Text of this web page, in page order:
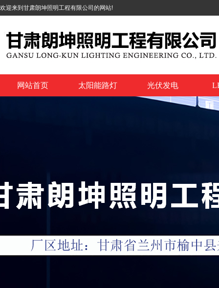
欢迎来到甘肃朗坤照明工程有限公司的网站!
网站首页 太阳能路灯 光伏发电